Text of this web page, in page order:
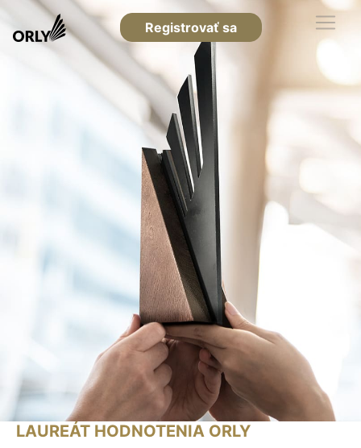
Registrovať sa
LAUREÁT HODNOTENIA ORLY